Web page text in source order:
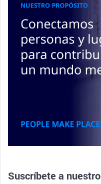
Suscríbete a nuestro